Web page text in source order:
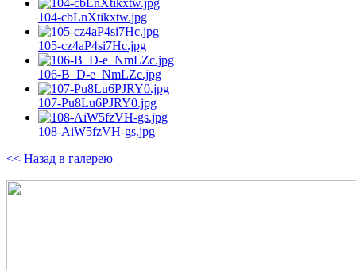
104-cbLnXtikxtw.jpg
105-cz4aP4si7Hc.jpg
106-B_D-e_NmLZc.jpg
107-Pu8Lu6PJRY0.jpg
108-AiW5fzVH-gs.jpg
<< Назад в галерею